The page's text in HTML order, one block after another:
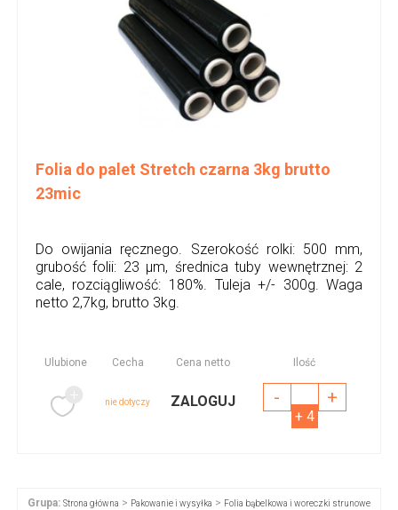
Folia do palet Stretch czarna 3kg brutto
23mic
Do owijania ręcznego. Szerokość rolki: 500 mm,
grubość folii: 23 µm, średnica tuby wewnętrznej: 2
cale, rozciągliwość: 180%. Tuleja +/- 300g. Waga
netto 2,7kg, brutto 3kg.
Ulubione Cecha Cena netto Ilość
nie dotyczy ZALOGUJ - +
+ 4
Grupa: Strona główna > Pakowanie i wysyłka > Folia bąbelkowa i woreczki strunowe